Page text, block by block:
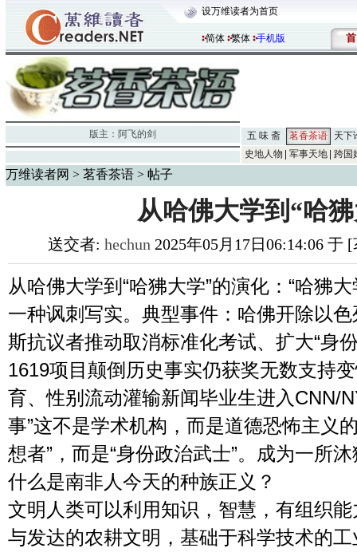
设万维读者为首页
简体 繁体 手机版 首
版主： 阿飞的剑 五 味 斋 茗香茶语
天下
史地人物
军事天地 跨国
万维读者网 > 茗香茶语 > 帖子
从哈佛大学到“哈
送交者: hechun 2025年05月17日06:14:06 于
从哈佛大学到“哈狒大学”的演化：“哈狒
一种讽刺写实。典型事件：哈佛开除以
斯抗议者推动取消标准化考试、扩大“身
1619项目颠倒历史事实仍获奖无数支持
育、性别流动灌输新闻毕业生进入CNN/
事”这不是学术机构，而是道德恐怖主义
想者”，而是“身份政治武士”。成为一所
什么是南非人今天的种族正义？
文明人类可以利用知识，智慧，有组织
与发达的农耕文明，基础于科学技术的